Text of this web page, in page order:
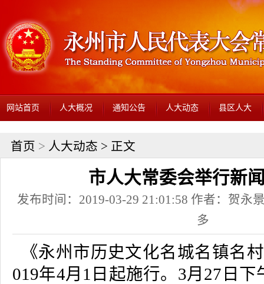
网站首页 人大概况 通知公告 人大动态 县区人大
首页 > 人大动态 > 正文
市人大常委会举行新
发布时间：2019-03-29 21:01:58 作者：贺永
多
《永州市历史文化名城名镇名
019年4月1日起施行。3月27日